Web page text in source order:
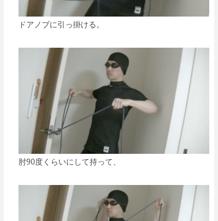
ドアノブに引っ掛ける。
肘90度くらいにして持って、